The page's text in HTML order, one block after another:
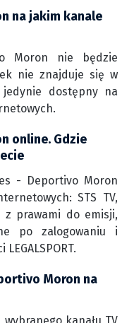
na jakim kanale
Moron nie będzie
nie znajduje się w
jedynie dostępny na
online. Gdzie
- Deportivo Moron
STS TV,
z prawami do emisji,
po zalogowaniu i
Moron na